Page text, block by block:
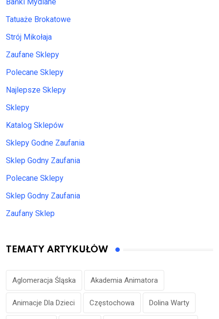
Tatuaże Brokatowe
Strój Mikołaja
Zaufane Sklepy
Polecane Sklepy
Najlepsze Sklepy
Sklepy
Katalog Sklepów
Sklepy Godne Zaufania
Sklep Godny Zaufania
Polecane Sklepy
Sklep Godny Zaufania
Zaufany Sklep
TEMATY ARTYKUŁÓW
Aglomeracja Śląska Akademia Animatora
Animacje Dla Dzieci Częstochowa Dolina Warty